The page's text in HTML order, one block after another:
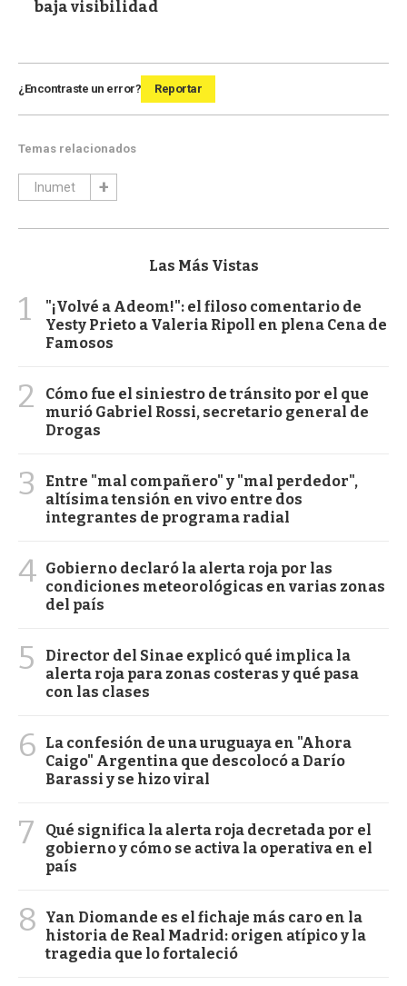
baja visibilidad
¿Encontraste un error? Reportar
Temas relacionados
Inumet
Las Más Vistas
1
"¡Volvé a Adeom!": el filoso comentario de
Yesty Prieto a Valeria Ripoll en plena Cena de
Famosos
2
Cómo fue el siniestro de tránsito por el que
murió Gabriel Rossi, secretario general de
Drogas
3
Entre "mal compañero" y "mal perdedor",
altísima tensión en vivo entre dos
integrantes de programa radial
4 Gobierno declaró la alerta roja por las
condiciones meteorológicas en varias zonas
del país
5
Director del Sinae explicó qué implica la
alerta roja para zonas costeras y qué pasa
con las clases
6
La confesión de una uruguaya en "Ahora
Caigo" Argentina que descolocó a Darío
Barassi y se hizo viral
7
Qué significa la alerta roja decretada por el
gobierno y cómo se activa la operativa en el
país
8
Yan Diomande es el fichaje más caro en la
historia de Real Madrid: origen atípico y la
tragedia que lo fortaleció